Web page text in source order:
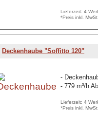
Lieferzeit: 4
*Preis inkl.
Deckenhaube "Soffitto 120"
-
- 779 m³/h
Lieferzeit: 4
*Preis inkl.